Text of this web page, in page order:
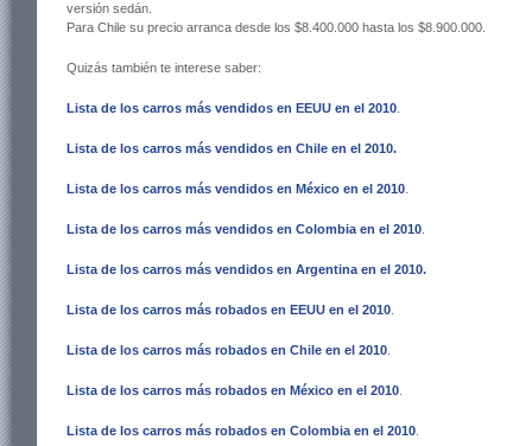
versión sedán.
Para Chile su precio arranca desde los $8.400.000 hasta los $8.900.000.
Quizás también te interese saber:
Lista de los carros más vendidos en EEUU en el 2010
Lista de los carros más vendidos en Chile en el 2010.
Lista de los carros más vendidos en México en el 2010
Lista de los carros más vendidos en Colombia en el 2010
Lista de los carros más vendidos en Argentina en el 2010.
Lista de los carros más robados en EEUU en el 2010
Lista de los carros más robados en Chile en el 2010
Lista de los carros más robados en México en el 2010
Lista de los carros más robados en Colombia en el 2010